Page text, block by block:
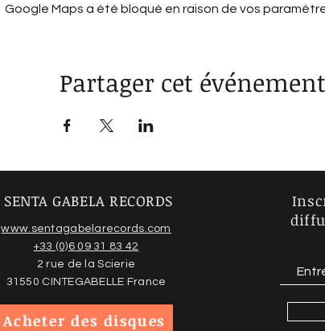
Google Maps a été bloqué en raison de vos
Partager cet événement
SENTA GABELA RECORDS
www.sentagabelarecords.com
+33 (0)6 09 31 83 42
2 rue de la Scierie
31550 CINTEGABELLE France
Acheter des disques